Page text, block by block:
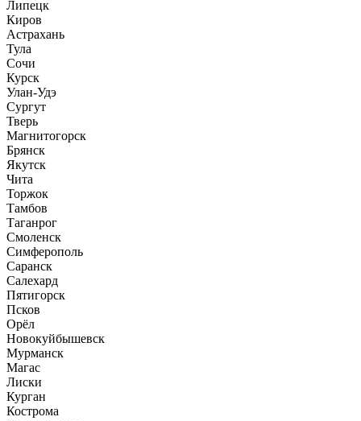
Липецк
Киров
Астрахань
Тула
Сочи
Курск
Улан-Удэ
Сургут
Тверь
Магнитогорск
Брянск
Якутск
Чита
Торжок
Тамбов
Таганрог
Смоленск
Симферополь
Саранск
Салехард
Пятигорск
Псков
Орёл
Новокуйбышевск
Мурманск
Магас
Лиски
Курган
Кострома